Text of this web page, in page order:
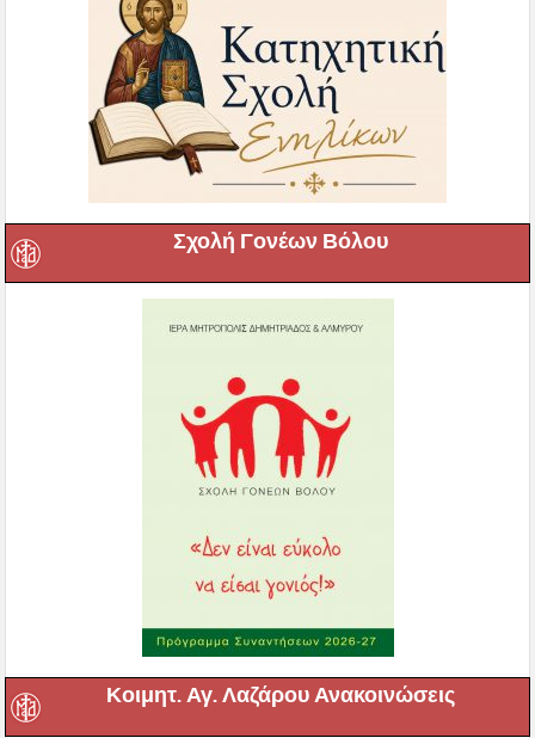
Σχολή Γονέων Βόλου
Κοιμητ. Αγ. Λαζάρου Ανακοινώσεις